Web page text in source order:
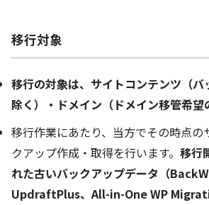
移行対象
移行の対象は、サイトコンテンツ（バ
除く）・ドメイン（ドメイン移管希望
移行作業にあたり、当方でその時点の
クアップ作成・取得を行います。 移行
れた古いバックアップデータ（
UpdraftPlus、All-in-One WP